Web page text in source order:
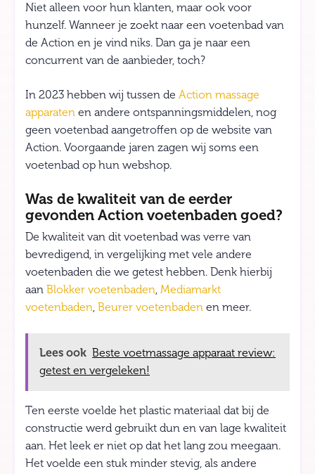
Niet alleen voor hun klanten, maar ook voor
hunzelf. Wanneer je zoekt naar een voetenbad van
de Action en je vind niks. Dan ga je naar een
concurrent van de aanbieder, toch?
In 2023 hebben wij tussen de Action massage
apparaten en andere ontspanningsmiddelen, nog
geen voetenbad aangetroffen op de website van
Action. Voorgaande jaren zagen wij soms een
voetenbad op hun webshop.
Was de kwaliteit van de eerder
gevonden Action voetenbaden goed?
De kwaliteit van dit voetenbad was verre van
bevredigend, in vergelijking met vele andere
voetenbaden die we getest hebben. Denk hierbij
aan Blokker voetenbaden, Mediamarkt
voetenbaden, Beurer voetenbaden en meer.
Lees ook Beste voetmassage apparaat review:
getest en vergeleken!
Ten eerste voelde het plastic materiaal dat bij de
constructie werd gebruikt dun en van lage kwaliteit
aan. Het leek er niet op dat het lang zou meegaan.
Het voelde een stuk minder stevig, als andere